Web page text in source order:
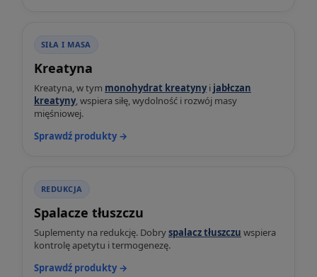
SIŁA I MASA
Kreatyna
Kreatyna, w tym monohydrat kreatynyi jabłczan
kreatyny, wspiera siłę, wydolność i rozwój masy
mięśniowej.
Sprawdź produkty →
REDUKCJA
Spalacze tłuszczu
Suplementy na redukcję. Dobryspalacz tłuszczu wspiera
kontrolę apetytu i termogenezę.
Sprawdź produkty →